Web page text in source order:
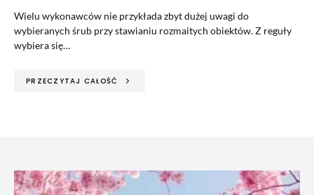
Wielu wykonawców nie przykłada zbyt dużej uwagi do
wybieranych śrub przy stawianiu rozmaitych obiektów. Z reguły
wybiera się…
PRZECZYTAJ CAŁOŚĆ